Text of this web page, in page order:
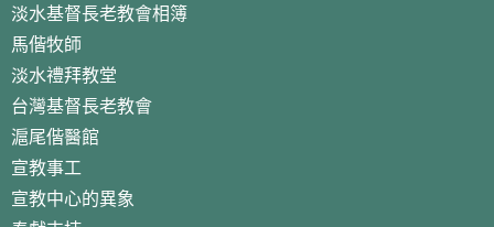
淡水基督長老教會相簿
馬偕牧師
淡水禮拜教堂
台灣基督長老教會
滬尾偕醫館
宣教事工
宣教中心的異象